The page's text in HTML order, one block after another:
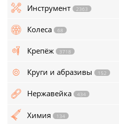
68
Инструмент 2363
Колеса 68
Крепёж 3718
Круги и абразивы 152
Нержавейка 434
Химия 134